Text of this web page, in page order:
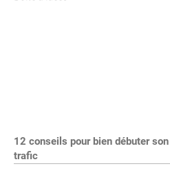
12 conseils pour bien débuter
trafic